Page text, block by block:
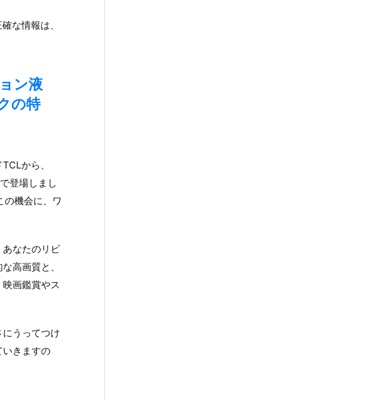
な情報は、
ン液
の特
から、
で登場しまし
の機会に、ワ
なたのリビ
高画質と、
画鑑賞やス
うってつけ
いきますの